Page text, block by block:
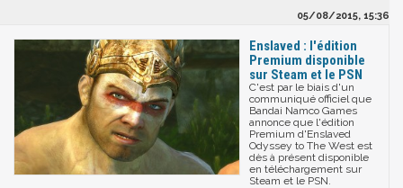
05/08/2015, 15:36
Enslaved : l'édition
Premium disponible
sur Steam et le PSN
C'est par le biais d'un
communiqué officiel que
Bandai Namco Games
annonce que l'édition
Premium d'Enslaved
Odyssey to The West est
dès à présent disponible
en téléchargement sur
Steam et le PSN.